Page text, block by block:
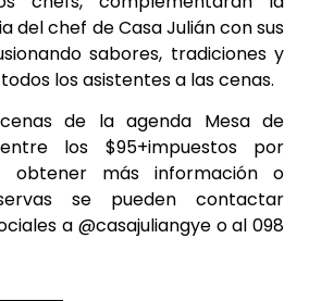
del chef de Casa Julián con sus
sabores, tradiciones y
los asistentes a las cenas.
de la agenda Mesa de
los $95+impuestos por
obtener más información o
se pueden contactar
a @casajuliangye o al 098